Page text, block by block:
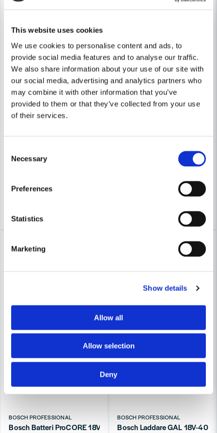
This website uses cookies
We use cookies to personalise content and ads, to
provide social media features and to analyse our traffic.
We also share information about your use of our site with
our social media, advertising and analytics partners who
may combine it with other information that you’ve
provided to them or that they’ve collected from your use
of their services.
Selection
Necessary
Preferences
Statistics
Marketing
Show details
Allow all
Allow selection
Deny
3-7 arbetsdagar
Leveranstid ifrån leverantör ca
BOSCH PROFESSIONAL
Bosch Batteri ProCORE 18V 5.5Ah Professional
BOSCH PROFESSIONAL
Bosch Laddare GAL 18V-40